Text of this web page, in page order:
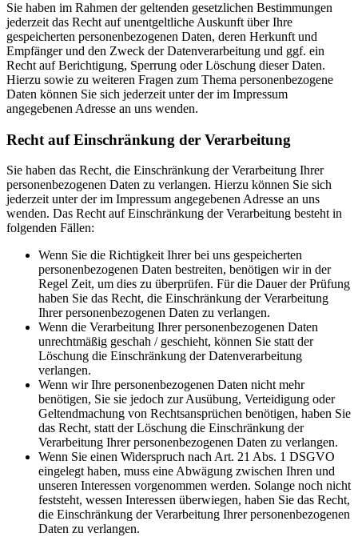
Sie haben im Rahmen der geltenden gesetzlichen Bestimmungen
jederzeit das Recht auf unentgeltliche Auskunft über Ihre
gespeicherten personenbezogenen Daten, deren Herkunft und
Empfänger und den Zweck der Datenverarbeitung und ggf. ein
Recht auf Berichtigung, Sperrung oder Löschung dieser Daten.
Hierzu sowie zu weiteren Fragen zum Thema personenbezogene
Daten können Sie sich jederzeit unter der im Impressum
angegebenen Adresse an uns wenden.
Recht auf Einschränkung der Verarbeitung
Sie haben das Recht, die Einschränkung der Verarbeitung Ihrer
personenbezogenen Daten zu verlangen. Hierzu können Sie sich
jederzeit unter der im Impressum angegebenen Adresse an uns
wenden. Das Recht auf Einschränkung der Verarbeitung besteht in
folgenden Fällen:
Wenn Sie die Richtigkeit Ihrer bei uns gespeicherten
personenbezogenen Daten bestreiten, benötigen wir in der
Regel Zeit, um dies zu überprüfen. Für die Dauer der Prüfung
haben Sie das Recht, die Einschränkung der Verarbeitung
Ihrer personenbezogenen Daten zu verlangen.
Wenn die Verarbeitung Ihrer personenbezogenen Daten
unrechtmäßig geschah / geschieht, können Sie statt der
Löschung die Einschränkung der Datenverarbeitung
verlangen.
Wenn wir Ihre personenbezogenen Daten nicht mehr
benötigen, Sie sie jedoch zur Ausübung, Verteidigung oder
Geltendmachung von Rechtsansprüchen benötigen, haben Sie
das Recht, statt der Löschung die Einschränkung der
Verarbeitung Ihrer personenbezogenen Daten zu verlangen.
Wenn Sie einen Widerspruch nach Art. 21 Abs. 1 DSGVO
eingelegt haben, muss eine Abwägung zwischen Ihren und
unseren Interessen vorgenommen werden. Solange noch nicht
feststeht, wessen Interessen überwiegen, haben Sie das Recht,
die Einschränkung der Verarbeitung Ihrer personenbezogenen
Daten zu verlangen.